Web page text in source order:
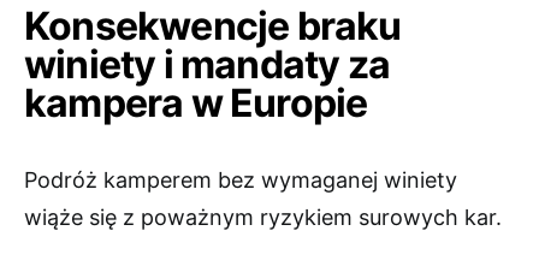
Konsekwencje braku
winiety i mandaty za
kampera w Europie
Podróż kamperem bez wymaganej winiety
wiąże się z poważnym ryzykiem surowych kar.